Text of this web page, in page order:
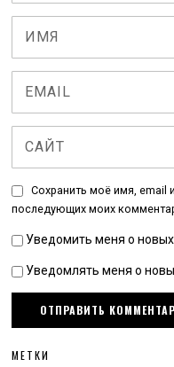
Сохранить моё имя, email
последующих моих
Уведомить меня о
Уведомлять меня о
МЕТКИ